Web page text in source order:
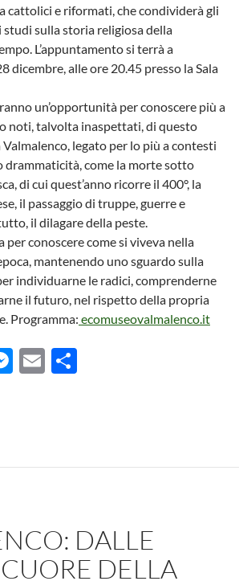
cattolici e riformati, che condividerà gli
sulla storia religiosa della
L’appuntamento si terrà a
dicembre, alle ore 20.45 presso la Sala
un’opportunità per conoscere più a
noti, talvolta inaspettati, di questo
legato per lo più a contesti
drammaticità, come la morte sotto
di cui quest’anno ricorre il 400°, la
il passaggio di truppe, guerre e
il dilagare della peste.
conoscere come si viveva nella
mantenendo uno sguardo sulla
individuarne le radici, comprenderne
il futuro, nel rispetto della propria
Programma: ecomuseovalmalenco.it
M
g
E
vi
DALLE
DELLA